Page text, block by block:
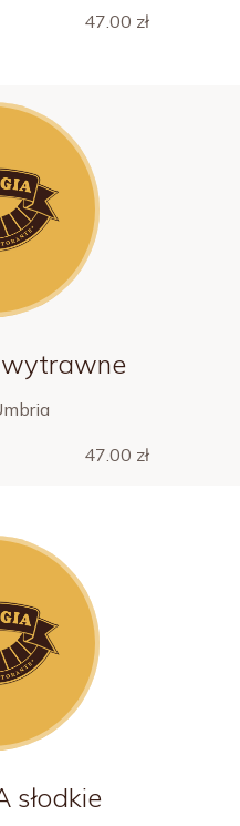
47.00 zł
wytrawne
47.00 zł
słodkie